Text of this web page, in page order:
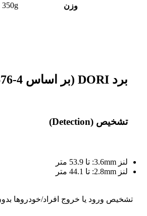
وزن
350g
برد DORI (بر اساس IEC 62676-4)
تشخیص (Detection)
لنز 3.6mm: تا 53.9 متر
لنز 2.8mm: تا 44.1 متر
تشخیص ورود یا خروج افراد/خودروها